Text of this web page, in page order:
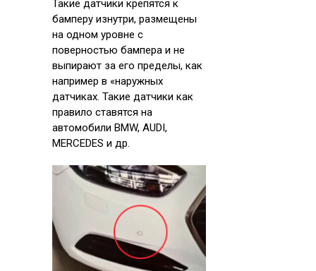
Такие датчики крепятся к
бамперу изнутри, размещены
на одном уровне с
поверностью бампера и не
выпирают за его пределы, как
например в «наружных
датчиках. Такие датчики как
правило ставятся на
автомобили BMW, AUDI,
MERCEDES и др.